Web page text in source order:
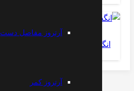
آرتروز مفاصل دست
آرتروز کمر
انگشت ماشه ای